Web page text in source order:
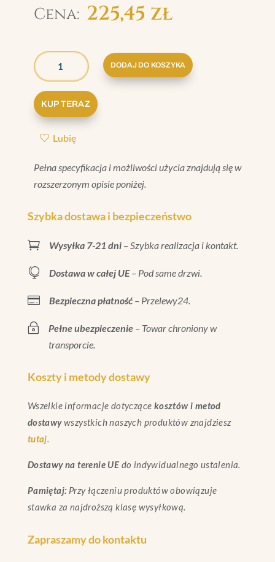
225,45 zł
GRAZIA
BOISERIE
PŁYTKA
ELECTA
CRAQUELE
20X80
DODAJ DO KOSZYKA
KUP TERAZ
Lubię
Pełna specyfikacja i możliwości użycia znajdują się w
rozszerzonym opisie poniżej.
Szybka dostawa i bezpieczeństwo
 Wysyłka 7-21 dni– Szybka realizacja i kontakt.
 Dostawa w całej UE– Pod same drzwi.
 Bezpieczna płatność– Przelewy24.
~ Pełne ubezpieczenie– Towar chroniony w
transporcie.
Koszty i metody dostawy
Wszelkie informacje dotyczące kosztów i metod
dostawywszystkich naszych produktów znajdziesz
tutaj.
Dostawy na terenie UE do indywidualnego ustalenia.
Pamiętaj: Przy łączeniu produktów obowiązuje
stawka za najdroższą klasę wysyłkową.
Zapraszamy do kontaktu